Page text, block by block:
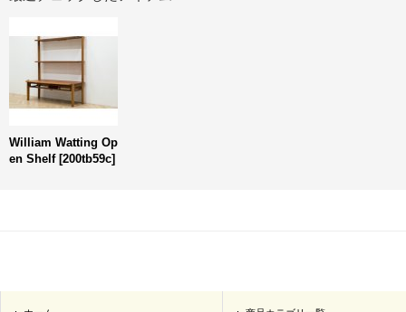
William Watting Op
en Shelf [200tb59c]